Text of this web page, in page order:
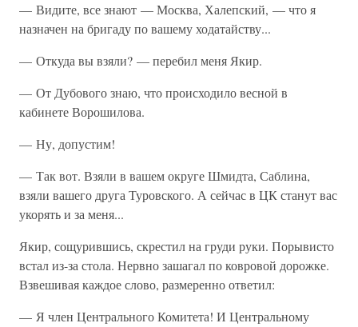
— Видите, все знают — Москва, Халепский, — что я
назначен на бригаду по вашему ходатайству...
— Откуда вы взяли? — перебил меня Якир.
— От Дубового знаю, что происходило весной в
кабинете Ворошилова.
— Ну, допустим!
— Так вот. Взяли в вашем округе Шмидта, Саблина,
взяли вашего друга Туровского. А сейчас в ЦК станут вас
укорять и за меня...
Якир, сощурившись, скрестил на груди руки. Порывисто
встал из-за стола. Нервно зашагал по ковровой дорожке.
Взвешивая каждое слово, размеренно ответил:
— Я член Центрального Комитета! И Центральному